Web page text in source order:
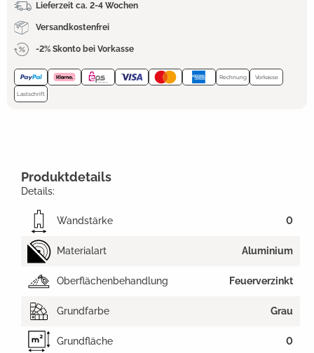
Lieferzeit ca. 2-4 Wochen
Versandkostenfrei
-2% Skonto bei Vorkasse
Rechnung Vorkasse
Lastschrift
Produktdetails
Details:
Wandstärke 0
Materialart Aluminium
Oberflächenbehandlung Feuerverzinkt
Grundfarbe Grau
Grundfläche 0